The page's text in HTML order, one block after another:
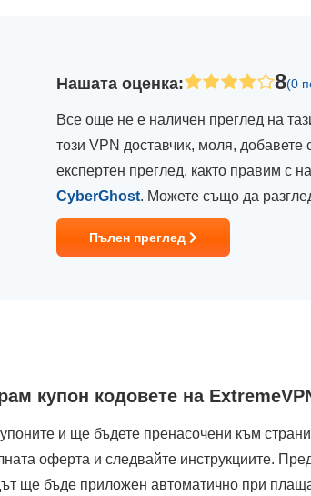
Нашата оценка: 8(0
Все още не е наличен преглед на
този VPN доставчик, моля,
експертен преглед, както правим с
CyberGhost. Можете също да
Пълен преглед
купон кодовете на
и ще бъдете пренасочени към
оферта и следвайте инструкциите.
ще бъде приложен автоматично при